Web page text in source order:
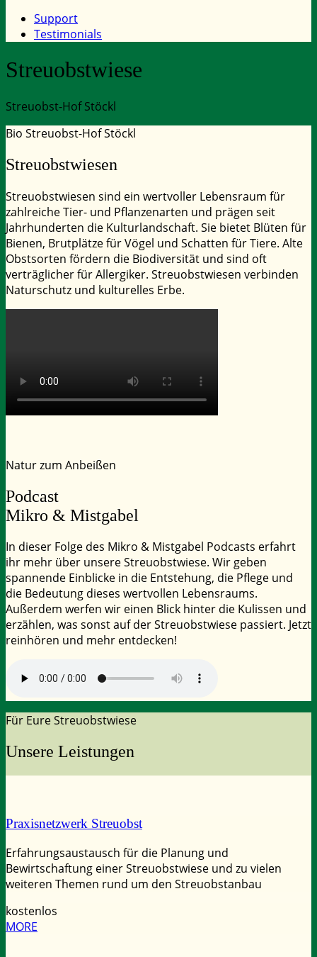
Support
Testimonials
Streuobstwiese
Streuobst-Hof Stöckl
Bio Streuobst-Hof Stöckl
Streuobstwiesen
Streuobstwiesen sind ein wertvoller Lebensraum für
zahlreiche Tier- und Pflanzenarten und prägen seit
Jahrhunderten die Kulturlandschaft. Sie bietet Blüten für
Bienen, Brutplätze für Vögel und Schatten für Tiere. Alte
Obstsorten fördern die Biodiversität und sind oft
verträglicher für Allergiker. Streuobstwiesen verbinden
Naturschutz und kulturelles Erbe.
Natur zum Anbeißen
Podcast
Mikro & Mistgabel
In dieser Folge des Mikro & Mistgabel Podcasts erfahrt
ihr mehr über unsere Streuobstwiese. Wir geben
spannende Einblicke in die Entstehung, die Pflege und
die Bedeutung dieses wertvollen Lebensraums.
Außerdem werfen wir einen Blick hinter die Kulissen und
erzählen, was sonst auf der Streuobstwiese passiert. Jetzt
reinhören und mehr entdecken!
Für Eure Streuobstwiese
Unsere Leistungen
Praxisnetzwerk Streuobst
Erfahrungsaustausch für die Planung und
Bewirtschaftung einer Streuobstwiese und zu vielen
weiteren Themen rund um den Streuobstanbau
kostenlos
MORE